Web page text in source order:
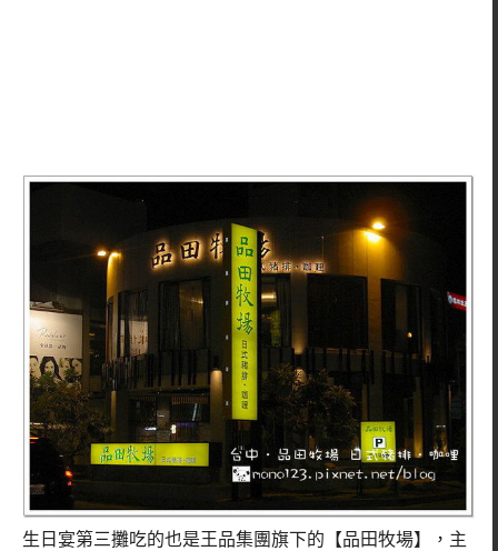
生日宴第三攤吃的也是王品集團旗下的【品田牧場】，主